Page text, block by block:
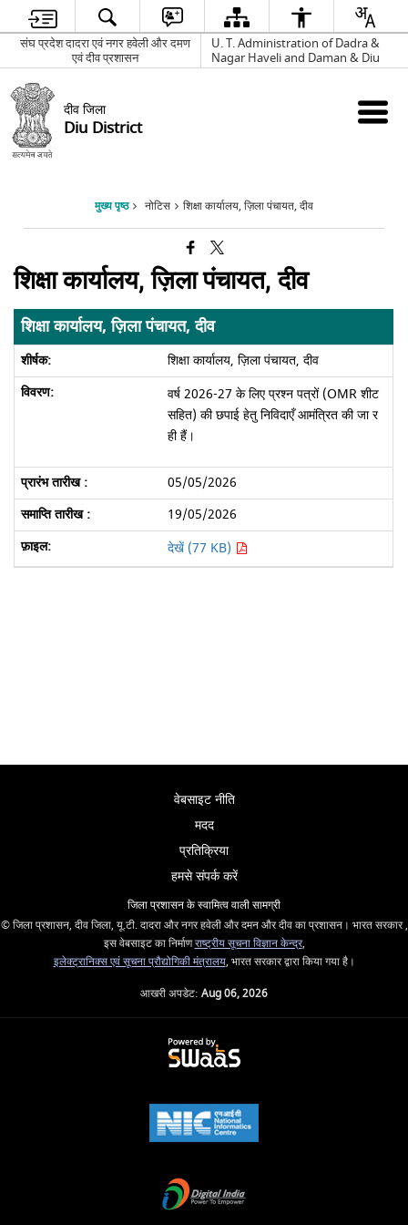
संघ प्रदेश दादरा एवं नगर हवेली और दमण
एवं दीव प्रशासन
U. T. Administration of Dadra &
Nagar Haveli and Daman & Diu
दीव जिला
Diu District
मुख्य पृष्ठ नोटिस शिक्षा कार्यालय, ज़िला पंचायत, दीव
शिक्षा कार्यालय, ज़िला पंचायत, दीव
शिक्षा कार्यालय, ज़िला पंचायत, दीव
शिक्षा कार्यालय, ज़िला पंचायत, दीव
वर्ष 2026-27 के लिए प्रश्न पत्रों (OMR शीट
सहित) की छपाई हेतु निविदाएँ आमंत्रित की जा र
ही हैं।
05/05/2026
19/05/2026
देखें (77 KB)
वेबसाइट नीति
मदद
प्रतिक्रिया
हमसे संपर्क करें
जिला प्रशासन के स्वामित्व वाली सामग्री
© जिला प्रशासन, दीव जिला, यू.टी. दादरा और नगर हवेली और दमन और दीव का प्रशासन। भारत सरकार ,
इस वेबसाइट का निर्माणराष्ट्रीय सूचना विज्ञान केन्द्र,
इलेक्ट्रानिक्स एवं सूचना प्रौद्योगिकी मंत्रालय, भारत सरकार द्वारा किया गया है।
आखरी अपडेट: Aug 06, 2026